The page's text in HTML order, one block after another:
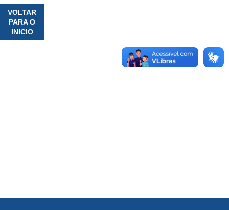
VOLTAR
PARA O
INICIO